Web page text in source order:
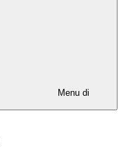
Menu di